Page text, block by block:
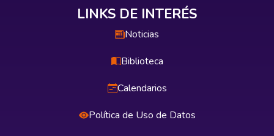
LINKS DE INTERÉS
Noticias
Biblioteca
Calendarios
Política de Uso de Datos